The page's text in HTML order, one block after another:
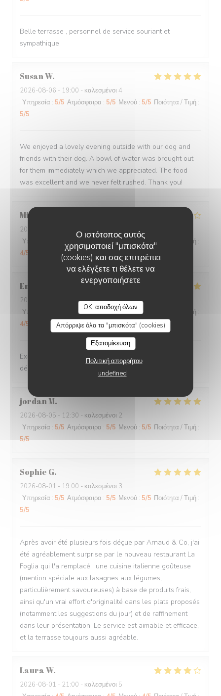
Ο ιστότοπος αυτός
χρησιμοποιεί "μπισκότα"
(cookies) και σας επιτρέπει
να ελέγξετε τι θέλετε να
ενεργοποιήσετε
OK, αποδοχή όλων
Απόρριψε όλα τα "μπισκότα" (cookies)
Εξατομίκευση
Πολιτική απορρήτου
undefined
Belle terrasse , personnel de service souriant et
sympathique
SusanW
2026-08-06 - 19:00 - καλεσμένοι 4
Υπηρεσία : 5/5 Ατμόσφαιρα : 5/5 Μενού : 5/5 Ποιότητα / Τιμή :
5/5
We enjoyed a lovely evening outside with our dog and
friends with their dog. A bowl of water was brought out
for them immediately which we appreciated. The food
was excellent and we never felt rushed. Thank you!
Michelle
2026-08-04
- 12:30 - καλεσμένοι 2
Υπηρεσία
/5 Μενού 4 Ποιότητα / Τιμή :
4/5
Engel
2026-08-05
- 12:15 - καλεσμένοι 2
Υπηρεσία
Ατμόσφαιρα:5/5 Μενού:5 Ποιότητα / Τιμή :
4/5
Excellentes pizzas , nouveau dessert aux abricots
délicieux , gentillesse du personnel
jordanM
2026-08-05 - 12:30 - καλεσμένοι 2
Υπηρεσία : 5/5 Ατμόσφαιρα : 5/5 Μενού : 5/5 Ποιότητα / Τιμή :
5/5
Sophie G
2026-08-01 - 19:00 - καλεσμένοι 3
Υπηρεσία : 5/5 Ατμόσφαιρα : 5/5 Μενού : 5/5 Ποιότητα / Τιμή :
5/5
Après avoir été plusieurs fois déçue par Arnaud & Co, j'ai
été agréablement surprise par le nouveau restaurant La
Foglia qui l'a remplacé : une cuisine italienne goûteuse
(mention spéciale aux lasagnes aux légumes,
particulièrement savoureuses) à base de produits frais,
ainsi qu'un vrai effort d'originalité dans les plats proposés
(notamment les suggestions du jour) et de raffinement
dans leur présentation. Le service est aimable et efficace,
et la terrasse toujours aussi agréable.
LauraW
2026-08-01 - 21:00 - καλεσμένοι 5
LA FOGLIA